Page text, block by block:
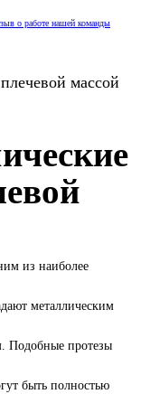
о работе нашей команды
массой
из наиболее
металлическим
Подобные протезы
быть полностью